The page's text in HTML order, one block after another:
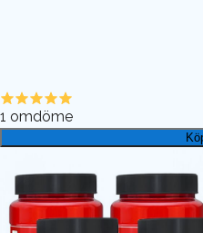
1 omdöme